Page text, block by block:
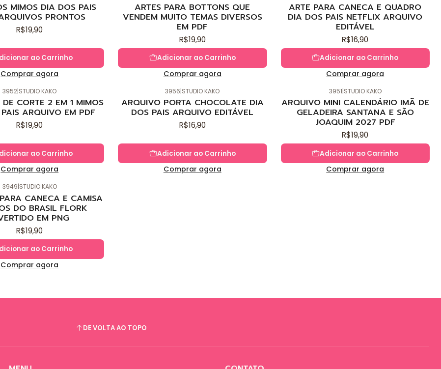
MIMOS DIA DOS PAIS
PRONTOS
R$19,90
ao Carrinho
Comprar agora
ARTES PARA BOTTONS QUE
VENDEM MUITO TEMAS DIVERSOS
EM PDF
R$19,90
Adicionar ao Carrinho
Comprar agora
ARTE PARA CANECA E QUADRO
DIA DOS PAIS NETFLIX ARQUIVO
EDITÁVEL
R$16,90
Adicionar ao Carrinho
Comprar agora
3952|STUDIO KAKO
CORTE 2 EM 1 MIMOS
ARQUIVO EM PDF
R$19,90
ao Carrinho
Comprar agora
3956|STUDIO KAKO
ARQUIVO PORTA CHOCOLATE DIA
DOS PAIS ARQUIVO EDITÁVEL
R$16,90
Adicionar ao Carrinho
Comprar agora
3951|STUDIO KAKO
ARQUIVO MINI CALENDÁRIO IMÃ DE
GELADEIRA SANTANA E SÃO
JOAQUIM 2027 PDF
R$19,90
Adicionar ao Carrinho
Comprar agora
3949|STUDIO KAKO
CANECA E CAMISA
DO BRASIL FLORK
EM PNG
R$19,90
ao Carrinho
Comprar agora
DE VOLTA AO TOPO